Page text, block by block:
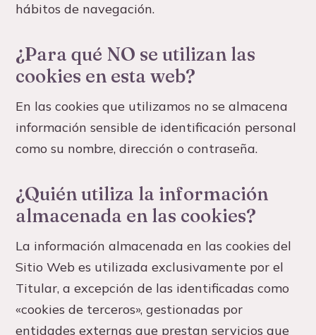
hábitos de navegación.
¿Para qué NO se utilizan las
cookies en esta web?
En las cookies que utilizamos no se almacena
información sensible de identificación personal
como su nombre, dirección o contraseña.
¿Quién utiliza la información
almacenada en las cookies?
La información almacenada en las cookies del
Sitio Web es utilizada exclusivamente por el
Titular, a excepción de las identificadas como
«cookies de terceros», gestionadas por
entidades externas que prestan servicios que